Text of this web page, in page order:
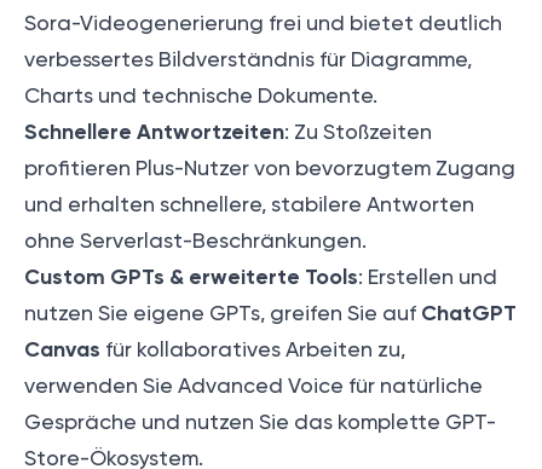
Sora-Videogenerierung frei und bietet deutlich
verbessertes Bildverständnis für Diagramme,
Charts und technische Dokumente.
Schnellere Antwortzeiten: Zu Stoßzeiten
profitieren Plus-Nutzer von bevorzugtem Zugang
und erhalten schnellere, stabilere Antworten
ohne Serverlast-Beschränkungen.
Custom GPTs & erweiterte Tools: Erstellen und
nutzen Sie eigene GPTs, greifen Sie auf ChatGPT
Canvas für kollaboratives Arbeiten zu,
verwenden Sie Advanced Voice für natürliche
Gespräche und nutzen Sie das komplette GPT-
Store-Ökosystem.